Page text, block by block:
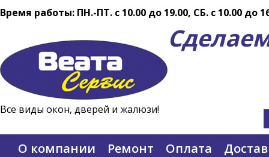
Время работы: ПН.-ПТ. c 10.00 до 19.00, СБ. с 10.00 до
Все виды окон, дверей и жалюзи!
О компании Ремонт Оплата